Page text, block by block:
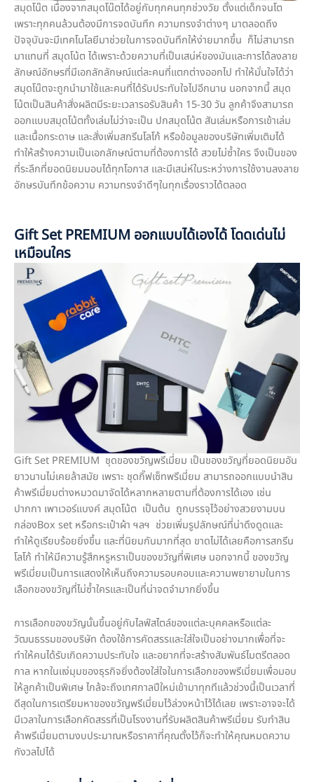
สมุดโน๊ต เนื่องจากสมุดโน๊ตได้อยู่กับทุกคนทุกช่วงวัย ตั้งแต่เด็กจนโต
เพราะทุกคนล้วนต้องมีการจดบันทึก ความทรงจำต่างๆ มาตลอดถึง
ปัจจุบันจะมีเทคโนโลยีมาช่วยในการจดบันทึกให้ง่ายมากขึ้น ก็ไม่สามารถ
มาแทนที่ สมุดโน้ต ได้เพราะด้วยความที่เป็นเสน่ห์ของมันและการได้ลงลาย
ลักษณ์อักษรที่มีเอกลักลักษณ์แต่ละคนที่แตกต่างออกไป ทำให้มั่นใจได้ว่า
สมุดโน๊ตจะถูกนำมาใช้และคนที่ได้รับประทับใจไปอีกนาน นอกจากนี้ สมุด
โน้ตเป็นสินค้าสั่งผลิตมีระยะเวลารอรับสินค้า 15-30 วัน ลูกค้าจึงสามารถ
ออกแบบสมุดโน้ตทั้งเล่มไม่ว่าจะเป็น ปกสมุดโน้ต สันเล่มหรือการเข้าเล่ม
และเนื้อกระดาษ และสั่งเพิ่มสกรีนโลโก้ หรือข้อมูลของบริษัทเพิ่มเติมได้
ทำให้สร้างความเป็นเอกลักษณ์ตามที่ต้องการได้ สวยไม่ซ้ำใคร จึงเป็นของ
ที่ระลึกที่ยอดนิยมมอบได้ทุกโอกาส และมีเสน่ห์ในระหว่างการใช้งานลงลาย
อักษรบันทึกข้อความ ความทรงจำดีๆในทุกเรื่องราวได้ตลอด
Gift Set PREMIUM ออกแบบได้เองได้ โดดเด่นไม่
เหมือนใคร
Gift Set PREMIUM ชุดของขวัญพรีเมี่ยม เป็นของขวัญที่ยอดนิยมอัน
ยาวนานไม่เคยล้าสมัย เพราะ ชุดกิ๊ฟเซ็ทพรีเมี่ยม สามารถออกแบบนำสิน
ค้าพรีเมี่ยมต่างหมวดมาจัดได้หลากหลายตามที่ต้องการได้เอง เช่น
ปากกา เพาเวอร์แบงค์ สมุดโน้ต เป็นต้น ถูกบรรจุไว้อย่างสวยงามบน
กล่องBox set หรือกระเป๋าผ้า ฯลฯ ช่วยเพิ่มรูปลักษณ์ที่น่าดึงดูดและ
ทำให้ดูเรียบร้อยยิ่งขึ้น และที่นิยมกันมากที่สุด ขาดไม่ได้เลยคือการสกรีน
โลโก้ ทำให้มีความรู้สึกหรูหราเป็นของขวัญที่พิเศษ นอกจากนี้ ของขวัญ
พรีเมี่ยมเป็นการแสดงให้เห็นถึงความรอบคอบและความพยายามในการ
เลือกของขวัญที่ไม่ซ้ำใครและเป็นที่น่าจดจำมากยิ่งขึ้น
การเลือกของขวัญนั้นขึ้นอยู่กับไลฟ์สไตล์ของแต่ละบุคคลหรือแต่ละ
วัฒนธรรมของบริษัท ต้องใช้การคัดสรรและใส่ใจเป็นอย่างมากเพื่อที่จะ
ทำให้คนได้รับเกิดความประทับใจ และอยากที่จะสร้างสัมพันธ์ไมตรีตลอด
กาล หากในแง่มุมของธุรกิจยิ่งต้องใส่ใจในการเลือกของพรีเมี่ยมเพื่อมอบ
ให้ลูกค้าเป็นพิเศษ ไกล้จะถึงเทศกาลปีใหม่เข้ามาทุกทีแล้วช่วงนี้เป็นเวลาที่
ดีสุดในการเตรียมหาของขวัญพรีเมี่ยมไว้ล่วงหน้าไว้ได้เลย เพราะอาจจะได้
มีเวลาในการเลือกคัดสรรที่เป็นโรงงานที่รับผลิตสินค้าพรีเมี่ยม รับทำสิน
ค้าพรีเมี่ยมตามงบประมาณหรือราคาที่คุณตั้งไว้ก็จะทำให้คุณหมดความ
กังวลไปได้